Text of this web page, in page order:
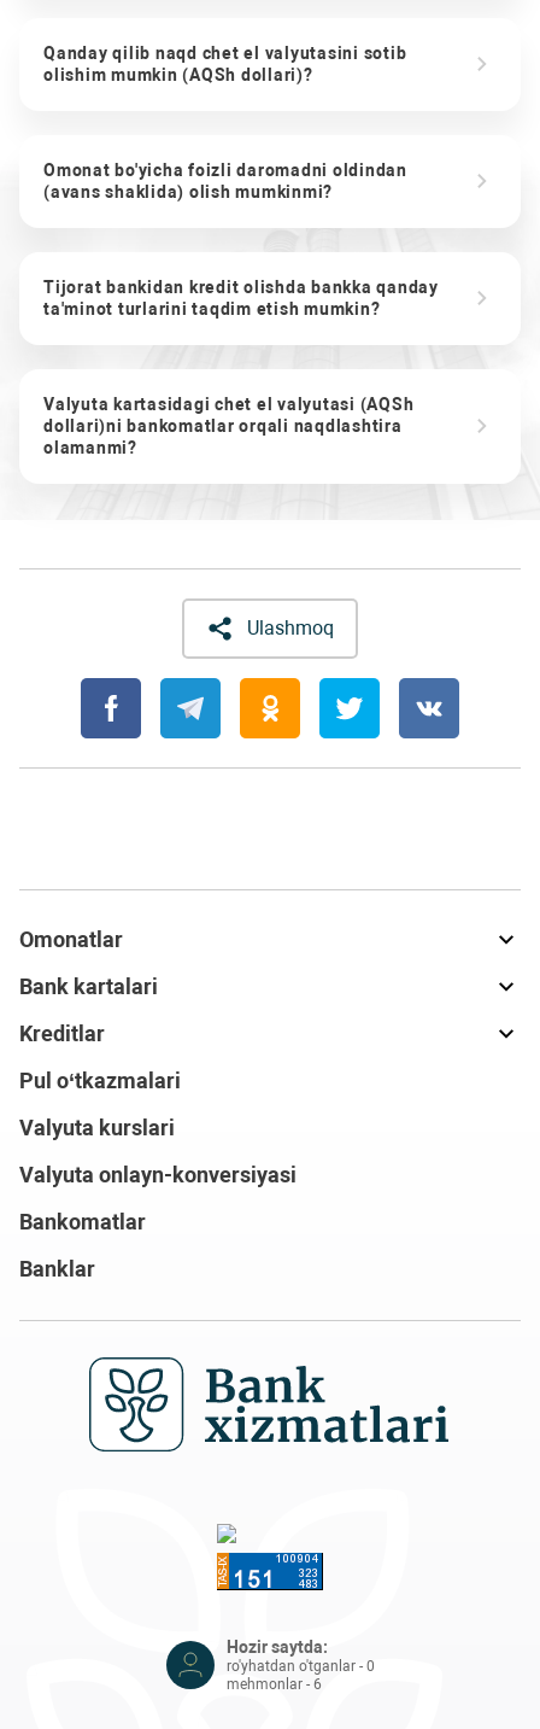
Qanday qilib naqd chet el valyutasini sotib
olishim mumkin (AQSh dollari)?
Omonat bo'yicha foizli daromadni oldindan
(avans shaklida) olish mumkinmi?
Tijorat bankidan kredit olishda bankka qanday
ta'minot turlarini taqdim etish mumkin?
Valyuta kartasidagi chet el valyutasi (AQSh
dollari)ni bankomatlar orqali naqdlashtira
olamanmi?
Ulashmoq
Omonatlar
Bank kartalari
Kreditlar
Pul o‘tkazmalari
Valyuta kurslari
Valyuta onlayn-konversiyasi
Bankomatlar
Banklar
Hozir saytda:
ro'yhatdan o'tganlar - 0
mehmonlar - 6